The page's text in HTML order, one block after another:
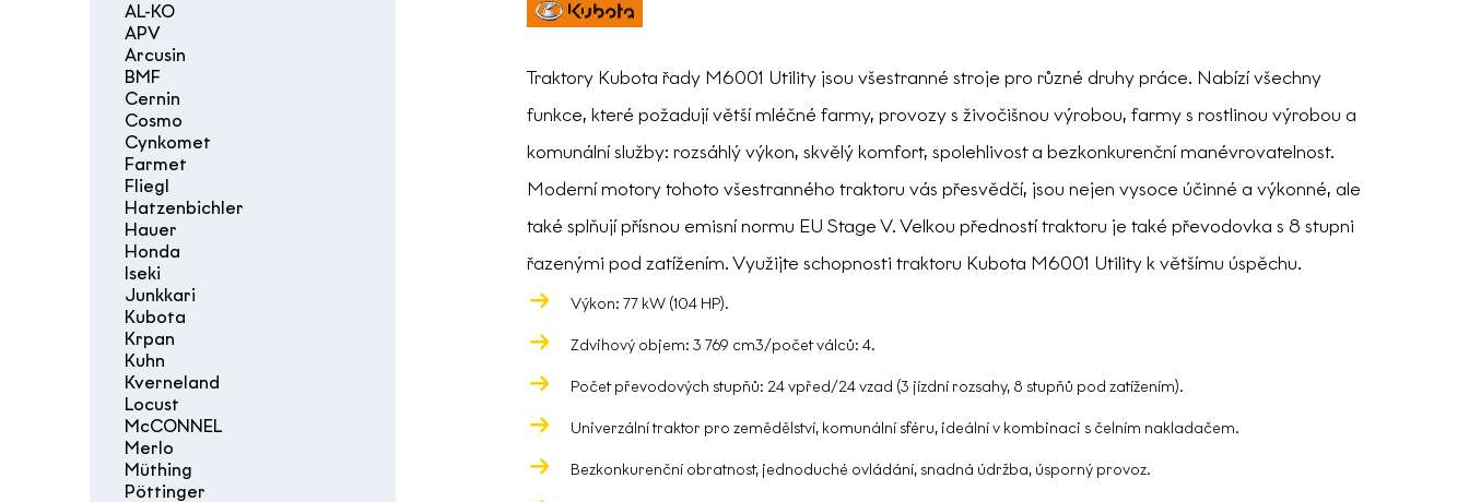
AL-KO
APV
Arcusin
BMF
Cernin
Cosmo
Cynkomet
Farmet
Fliegl
Hatzenbichler
Hauer
Honda
Iseki
Junkkari
Kubota
Krpan
Kuhn
Kverneland
Locust
McCONNEL
Merlo
Müthing
Pöttinger
Traktory Kubota řady M6001 Utility jsou všestranné stroje pro různé druhy práce. Nabízí všechny
funkce, které požadují větší mléčné farmy, provozy s živočišnou výrobou, farmy s rostlinou výrobou a
komunální služby: rozsáhlý výkon, skvělý komfort, spolehlivost a bezkonkurenční manévrovatelnost.
Moderní motory tohoto všestranného traktoru vás přesvědčí, jsou nejen vysoce účinné a výkonné, ale
také splňují přísnou emisní normu EU Stage V. Velkou předností traktoru je také převodovka s 8 stupni
řazenými pod zatížením. Využijte schopnosti traktoru Kubota M6001 Utility k většímu úspěchu.
Výkon: 77 kW (104 HP).
Zdvihový objem: 3 769 cm3/počet válců: 4.
Počet převodových stupňů: 24 vpřed/24 vzad (3 jízdní rozsahy, 8 stupňů pod zatížením).
Univerzální traktor pro zemědělství, komunální sféru, ideální v kombinaci s čelním nakladačem.
Bezkonkurenční obratnost, jednoduché ovládání, snadná údržba, úsporný provoz.